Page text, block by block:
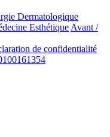
Dermatologique
Esthétique Avant /
de confidentialité